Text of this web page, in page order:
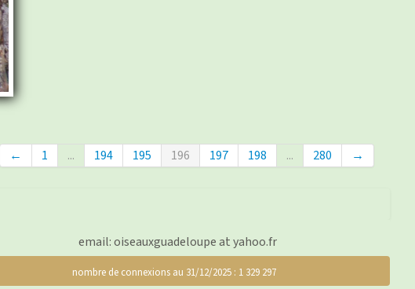
← 1 ... 194 195 196 197 198 ... 280 →
email: oiseauxguadeloupe at yahoo.fr
nombre de connexions au 31/12/2025 : 1 329 297